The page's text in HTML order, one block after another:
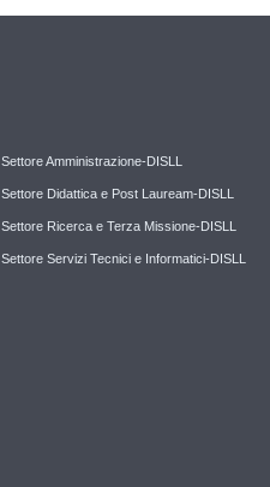
Settore Amministrazione-DISLL
Settore Didattica e Post Lauream-DISLL
Settore Ricerca e Terza Missione-DISLL
Settore Servizi Tecnici e Informatici-DISLL